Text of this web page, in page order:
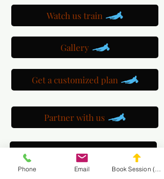
Watch us train
Gallery
Get a customized plan
Partner with us
Maryland Goalie Training
Phone Email